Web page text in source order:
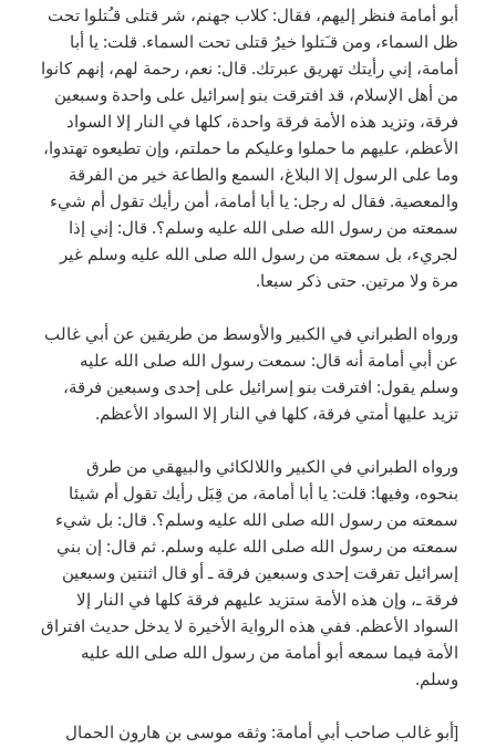
أبو أمامة فنظر إليهم، فقال: كلاب جهنم، شر قتلى قـُتلوا تحت
ظل السماء، ومن قـَتلوا خيرُ قتلى تحت السماء. قلت: يا أبا
أمامة، إني رأيتك تهريق عبرتك. قال: نعم، رحمة لهم، إنهم كانوا
من أهل الإسلام، قد افترقت بنو إسرائيل على واحدة وسبعين
فرقة، وتزيد هذه الأمة فرقة واحدة، كلها في النار إلا السواد
الأعظم، عليهم ما حملوا وعليكم ما حملتم، وإن تطيعوه تهتدوا،
وما على الرسول إلا البلاغ، السمع والطاعة خير من الفرقة
والمعصية. فقال له رجل: يا أبا أمامة، أمن رأيك تقول أم شيء
سمعته من رسول الله صلى الله عليه وسلم؟. قال: إني إذا
لجريء، بل سمعته من رسول الله صلى الله عليه وسلم غير
مرة ولا مرتين. حتى ذكر سبعا.
ورواه الطبراني في الكبير والأوسط من طريقين عن أبي غالب
عن أبي أمامة أنه قال: سمعت رسول الله صلى الله عليه
وسلم يقول: افترقت بنو إسرائيل على إحدى وسبعين فرقة،
تزيد عليها أمتي فرقة، كلها في النار إلا السواد الأعظم.
ورواه الطبراني في الكبير واللالكائي والبيهقي من طرق
بنحوه، وفيها: قلت: يا أبا أمامة، من قِبَل رأيك تقول أم شيئا
سمعته من رسول الله صلى الله عليه وسلم؟. قال: بل شيء
سمعته من رسول الله صلى الله عليه وسلم. ثم قال: إن بني
إسرائيل تفرقت إحدى وسبعين فرقة ـ أو قال اثنتين وسبعين
فرقة ـ، وإن هذه الأمة ستزيد عليهم فرقة كلها في النار إلا
السواد الأعظم. ففي هذه الرواية الأخيرة لا يدخل حديث افتراق
الأمة فيما سمعه أبو أمامة من رسول الله صلى الله عليه
وسلم.
[أبو غالب صاحب أبي أمامة: وثقه موسى بن هارون الحمال